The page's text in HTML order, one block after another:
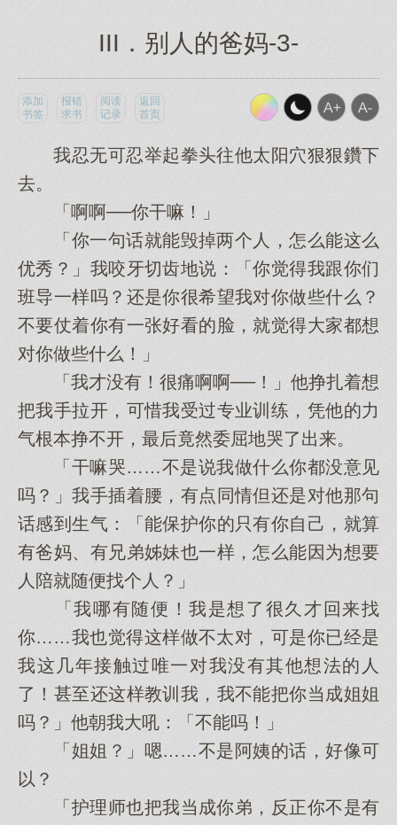
III．别人的爸妈-3-
添加
书签
报错
求书
阅读
记录
返回
首页
我忍无可忍举起拳头往他太阳穴狠狠鑽下
去。
「啊啊──你干嘛！」
「你一句话就能毁掉两个人，怎么能这么
优秀？」我咬牙切齿地说：「你觉得我跟你们
班导一样吗？还是你很希望我对你做些什么？
不要仗着你有一张好看的脸，就觉得大家都想
对你做些什么！」
「我才没有！很痛啊啊──！」他挣扎着想
把我手拉开，可惜我受过专业训练，凭他的力
气根本挣不开，最后竟然委屈地哭了出来。
「干嘛哭……不是说我做什么你都没意见
吗？」我手插着腰，有点同情但还是对他那句
话感到生气：「能保护你的只有你自己，就算
有爸妈、有兄弟姊妹也一样，怎么能因为想要
人陪就随便找个人？」
「我哪有随便！我是想了很久才回来找
你……我也觉得这样做不太对，可是你已经是
我这几年接触过唯一对我没有其他想法的人
了！甚至还这样教训我，我不能把你当成姐姐
吗？」他朝我大吼：「不能吗！」
「姐姐？」嗯……不是阿姨的话，好像可
以？
「护理师也把我当成你弟，反正你不是有